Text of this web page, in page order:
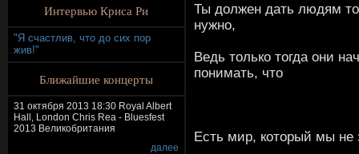
Интервью Криса Ри
"Я счастлив, что до сих пор
жив!"
Ближайшие концерты
31 октября 2013 18:30 Royal Albert
Hall, London Chris Rea - Bluesfest
2013 Великобритания
далее
Ты должен дать людям
нужно,
Ведь только тогда они
понимать, что
Есть мир, который мы не